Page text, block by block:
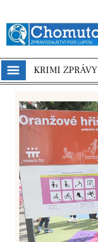
KRIMI ZPRÁVY